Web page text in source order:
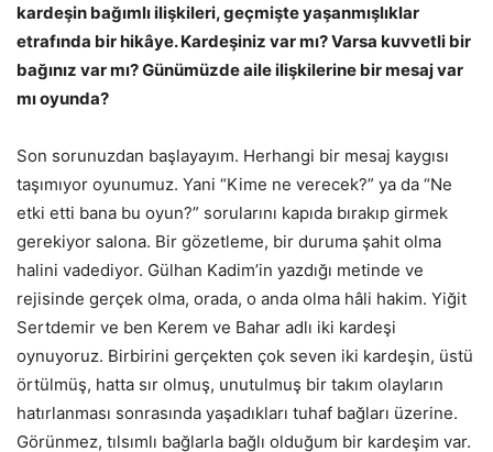
kardeşin bağımlı ilişkileri, geçmişte yaşanmışlıklar
etrafında bir hikâye. Kardeşiniz var mı? Varsa kuvvetli bir
bağınız var mı? Günümüzde aile ilişkilerine bir mesaj var
mı oyunda?
Son sorunuzdan başlayayım. Herhangi bir mesaj kaygısı
taşımıyor oyunumuz. Yani “Kime ne verecek?” ya da “Ne
etki etti bana bu oyun?” sorularını kapıda bırakıp girmek
gerekiyor salona. Bir gözetleme, bir duruma şahit olma
halini vadediyor. Gülhan Kadim’in yazdığı metinde ve
rejisinde gerçek olma, orada, o anda olma hâli hakim. Yiğit
Sertdemir ve ben Kerem ve Bahar adlı iki kardeşi
oynuyoruz. Birbirini gerçekten çok seven iki kardeşin, üstü
örtülmüş, hatta sır olmuş, unutulmuş bir takım olayların
hatırlanması sonrasında yaşadıkları tuhaf bağları üzerine.
Görünmez, tılsımlı bağlarla bağlı olduğum bir kardeşim var.